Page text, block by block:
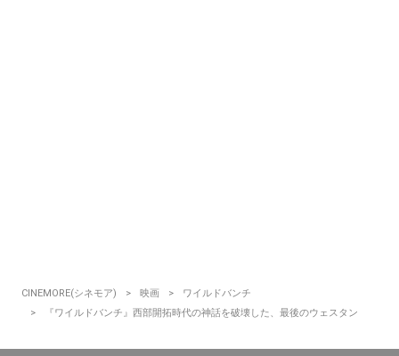
CINEMORE(シネモア) 映画
ワイルドバンチ
『ワイルドバンチ』西部開拓時代の神話を破壊した、最後のウェスタン